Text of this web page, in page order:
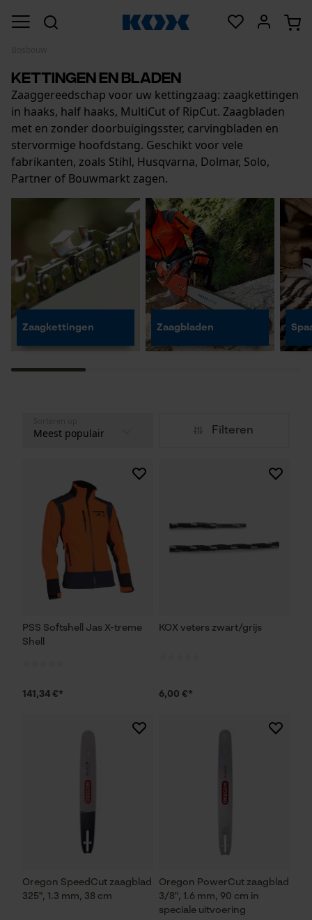
Kettingen en bladen
Zaaggereedschap voor uw kettingzaag: zaagkettingen
in haaks, half haaks, MultiCut of RipCut. Zaagbladen
met en zonder doorbuigingsster, carvingbladen en
stervormige hoofdstang. Geschikt voor vele
fabrikanten, zoals Stihl, Husqvarna, Dolmar, Solo,
Partner of Bouwmarkt zagen.
Zaagkettingen Zaagbladen
Filteren
PSS Softshell Jas X-treme
Shell
141,34 €*
KOX veters zwart/grijs
6,00 €*
Oregon SpeedCut zaagblad
325", 1.3 mm, 38 cm
Oregon PowerCut zaagblad
3/8", 1.6 mm, 90 cm in
speciale uitvoering